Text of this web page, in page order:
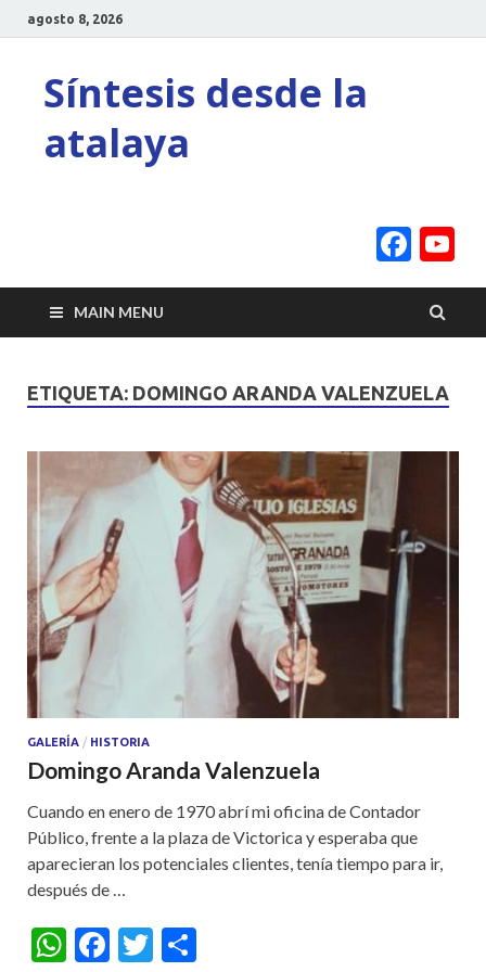
agosto 8, 2026
Síntesis desde la
atalaya
MAIN MENU
ETIQUETA: DOMINGO ARANDA VALENZUELA
GALERÍA / HISTORIA
Domingo Aranda Valenzuela
Cuando en enero de 1970 abrí mi oficina de Contador
Público, frente a la plaza de Victorica y esperaba que
aparecieran los potenciales clientes, tenía tiempo para ir,
después de …
W F
T